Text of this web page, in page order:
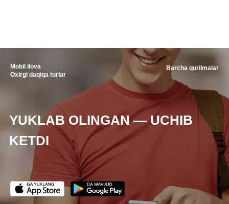
Mobil ilova
Oxirgi daqiqa turlar
YUKLAB OLINGAN — UCHIB
KETDI
Barcha qurilmalar